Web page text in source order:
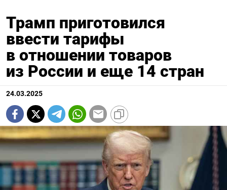
Трамп приготовился
ввести тарифы
в отношении товаров
из России и еще 14 стран
24.03.2025